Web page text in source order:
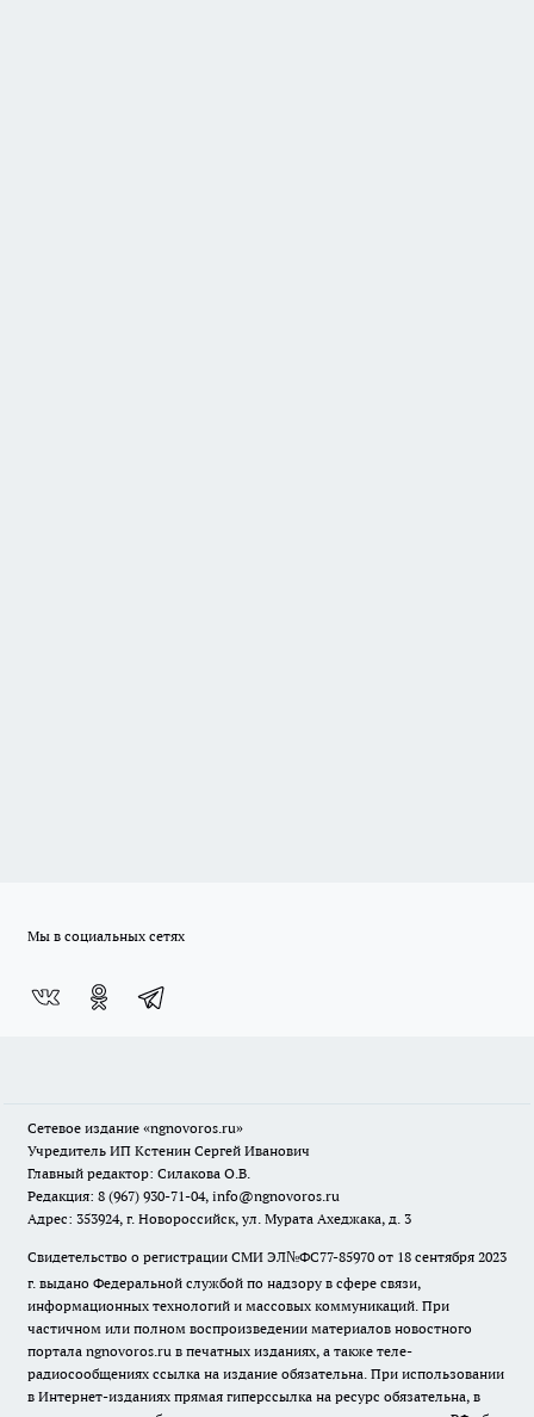
Мы в социальных сетях
Сетевое издание «ngnovoros.ru»
Учредитель ИП Кстенин Сергей Иванович
Главный редактор: Силакова О.В.
Редакция: 8 (967) 930-71-04, info@ngnovoros.ru
Адрес: 353924, г. Новороссийск, ул. Мурата Ахеджака, д. 3
Свидетельство о регистрации СМИ ЭЛ№ФС77-85970 от 18 сентября 2023
г. выдано Федеральной службой по надзору в сфере связи,
информационных технологий и массовых коммуникаций. При
частичном или полном воспроизведении материалов новостного
портала ngnovoros.ru в печатных изданиях, а также теле-
радиосообщениях ссылка на издание обязательна. При использовании
в Интернет-изданиях прямая гиперссылка на ресурс обязательна, в